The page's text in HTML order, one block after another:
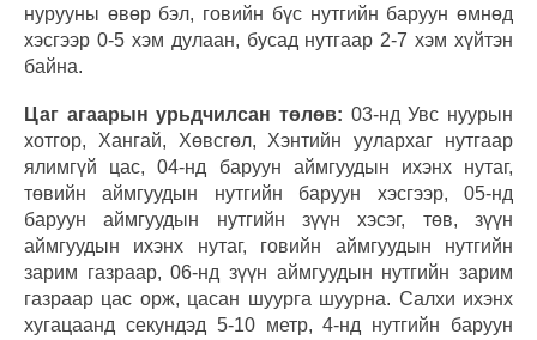
нурууны өвөр бэл, говийн бүс нутгийн баруун өмнөд
хэсгээр 0-5 хэм дулаан, бусад нутгаар 2-7 хэм хүйтэн
байна.
Цаг агаарын урьдчилсан төлөв: 03-нд Увс нуурын
хотгор, Хангай, Хөвсгөл, Хэнтийн уулархаг нутгаар
ялимгүй цас, 04-нд баруун аймгуудын ихэнх нутаг,
төвийн аймгуудын нутгийн баруун хэсгээр, 05-нд
баруун аймгуудын нутгийн зүүн хэсэг, төв, зүүн
аймгуудын ихэнх нутаг, говийн аймгуудын нутгийн
зарим газраар, 06-нд зүүн аймгуудын нутгийн зарим
газраар цас орж, цасан шуурга шуурна. Салхи ихэнх
хугацаанд секундэд 5-10 метр, 4-нд нутгийн баруун